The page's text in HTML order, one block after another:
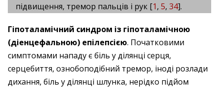
підвищення, тремор пальців і рук [1, 5, 34].
Гіпоталамічний синдром із гіпоталамічною
(діенцефальною) епілепсією. Початковими
симптомами нападу є біль у ділянці серця,
серцебиття, ознобоподібний тремор, іноді розлади
дихання, біль у ділянці шлунка, нерідко підйом